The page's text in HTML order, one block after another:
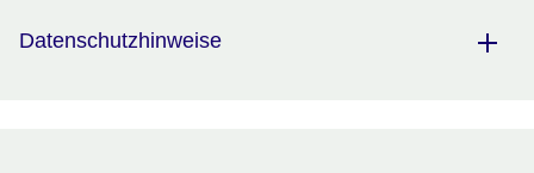
Datenschutzhinweise